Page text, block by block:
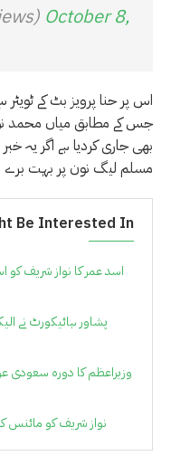
October 8,
اس پر حنا پرویز بٹ کے
جس کے مطابق میاں محمد
بھی جاری کردیا ہے اگر یہ
مسلم لیگ نون پر بہت برے
Be Interested In
اسد عمر کا نواز شریف کو
پشاور ہائیکورٹ نے
وزیراعظم کا دورہ سعودی
نواز شریف کو مائنس